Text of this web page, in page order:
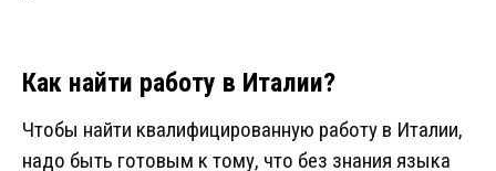
Как найти работу в Италии?
Чтобы найти квалифицированную работу в Италии,
надо быть готовым к тому, что без знания языка